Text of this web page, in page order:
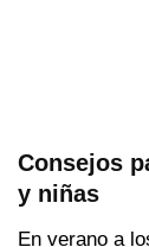
Consejos
y niñas
En verano a